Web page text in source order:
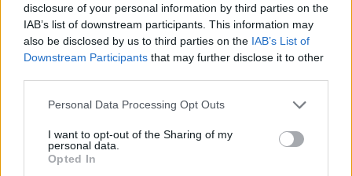
disclosure of your personal information by third parties on the
IAB’s list of downstream participants. This information may
also be disclosed by us to third parties on the IAB’s List of
Downstream Participants that may further disclose it to other
Please note that this website/app uses one or more Google
not limited to your visit or usage behaviour. You may click to
grant or deny consent to Google and its third-party tags to
use your data for below specified purposes in below Google
Personal Data Processing Opt Outs
I want to opt-out of the Sharing of my
personal data.
Opted In
ΕΝΦΙΑ: Πόσοι είδαν μειώσεις από